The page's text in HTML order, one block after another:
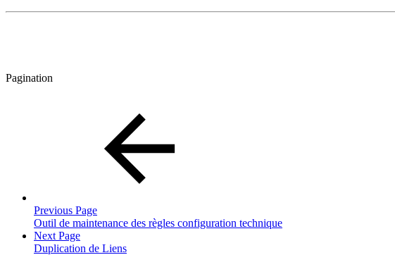
Pagination
Previous Page
Outil de maintenance des règles configuration technique
Next Page
Duplication de Liens